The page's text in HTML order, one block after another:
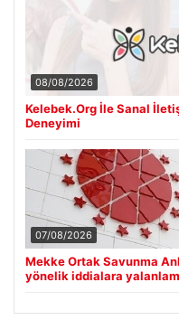
08/08/2026
Kelebek.Org İle Sanal
Deneyimi
07/08/2026
Mekke Ortak Savunma
yönelik iddialara